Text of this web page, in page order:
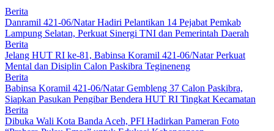
Berita
Danramil 421-06/Natar Hadiri Pelantikan 14 Pejabat Pemkab
Lampung Selatan, Perkuat Sinergi TNI dan Pemerintah Daerah
Berita
Jelang HUT RI ke-81, Babinsa Koramil 421-06/Natar Perkuat
Mental dan Disiplin Calon Paskibra Tegineneng
Berita
Babinsa Koramil 421-06/Natar Gembleng 37 Calon Paskibra,
Siapkan Pasukan Pengibar Bendera HUT RI Tingkat Kecamatan
Berita
Dibuka Wali Kota Banda Aceh, PFI Hadirkan Pameran Foto